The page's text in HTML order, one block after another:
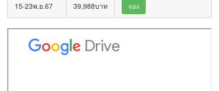
15-23พ.ย.67 39,988บาท จอง